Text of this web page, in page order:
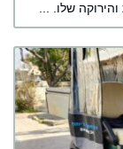
שלו. ...